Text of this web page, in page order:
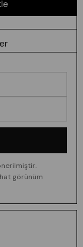
görünüm